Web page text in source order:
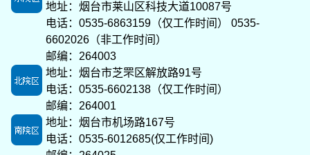
地址：烟台市莱山区科技大道10087号
电话：0535-6863159（仅工作时间） 0535-
6602026（非工作时间）
邮编：264003
地址：烟台市芝罘区解放路91号
电话：0535-6602138（仅工作时间）
邮编：264001
地址：烟台市机场路167号
电话：0535-6012685(仅工作时间)